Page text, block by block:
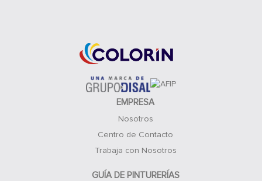
EMPRESA
Nosotros
Centro de Contacto
Trabaja con Nosotros
GUÍA DE PINTURERÍAS